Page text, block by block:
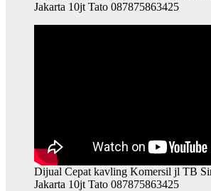
Jakarta 10jt Tato 087875863425
Dijual Cepat kavling Komersil jl TB
Jakarta 10jt Tato 087875863425